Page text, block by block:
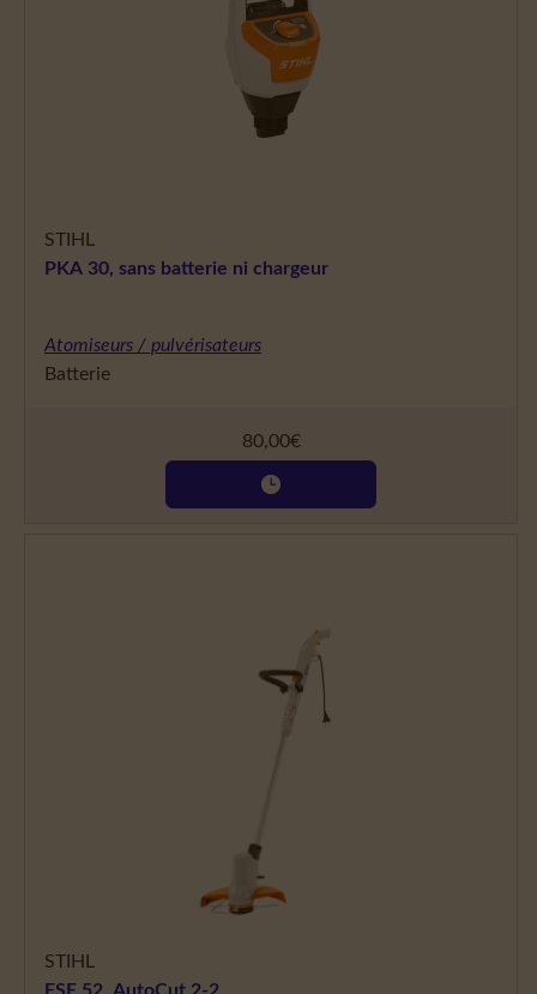
STIHL
PKA 30, sans batterie ni chargeur
Atomiseurs / pulvérisateurs
Batterie
80,00€
STIHL